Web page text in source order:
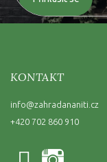
KONTAKT
info@zahradananiti.cz
+420 702 860 910